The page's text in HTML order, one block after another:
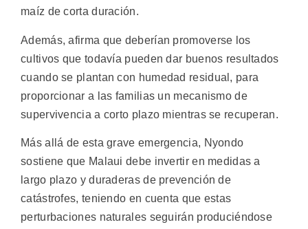
maíz de corta duración.
Además, afirma que deberían promoverse los
cultivos que todavía pueden dar buenos resultados
cuando se plantan con humedad residual, para
proporcionar a las familias un mecanismo de
supervivencia a corto plazo mientras se recuperan.
Más allá de esta grave emergencia, Nyondo
sostiene que Malaui debe invertir en medidas a
largo plazo y duraderas de prevención de
catástrofes, teniendo en cuenta que estas
perturbaciones naturales seguirán produciéndose